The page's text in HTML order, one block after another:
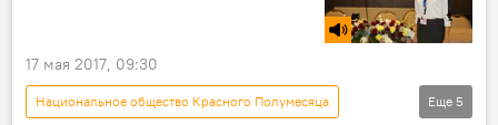
17 мая 2017, 09:30
Национальное общество Красного Полумесяца
Еще 5